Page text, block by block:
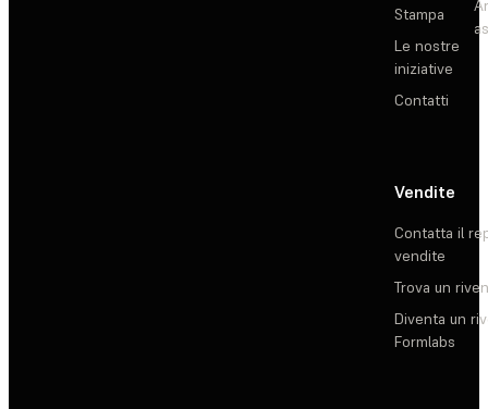
Stampa
Le nostre
iniziative
Contatti
Vendite
Contatta il
vendite
Trova un
Diventa un
Formlabs